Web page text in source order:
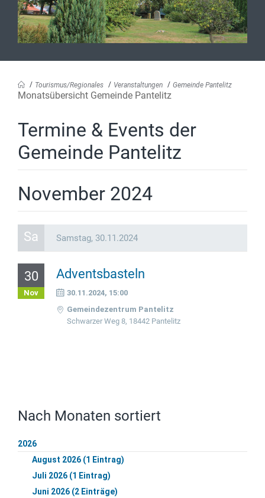
Tourismus/Regionales Veranstaltungen Gemeinde Pantelitz
Monatsübersicht Gemeinde Pantelitz
Termine & Events der
Gemeinde Pantelitz
November 2024
Sa Samstag, 30.11.2024
30
Nov
Adventsbasteln
30.11.2024, 15:00
Gemeindezentrum Pantelitz
Schwarzer Weg 8, 18442 Pantelitz
Nach Monaten sortiert
2026
August 2026 (1 Eintrag)
Juli 2026 (1 Eintrag)
Juni 2026 (2 Einträge)